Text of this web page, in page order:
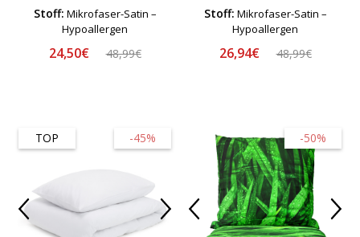
Stoff: Mikrofaser-Satin –
Hypoallergen
24,50€ 48,99€
Stoff: Mikrofaser-Satin –
Hypoallergen
26,94€ 48,99€
-45%
TOP -50%